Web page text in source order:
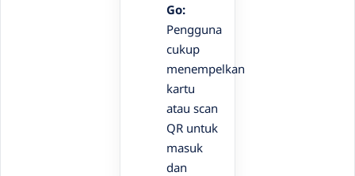
Go:
Pengguna
cukup
menempelkan
kartu
atau scan
QR untuk
masuk
dan